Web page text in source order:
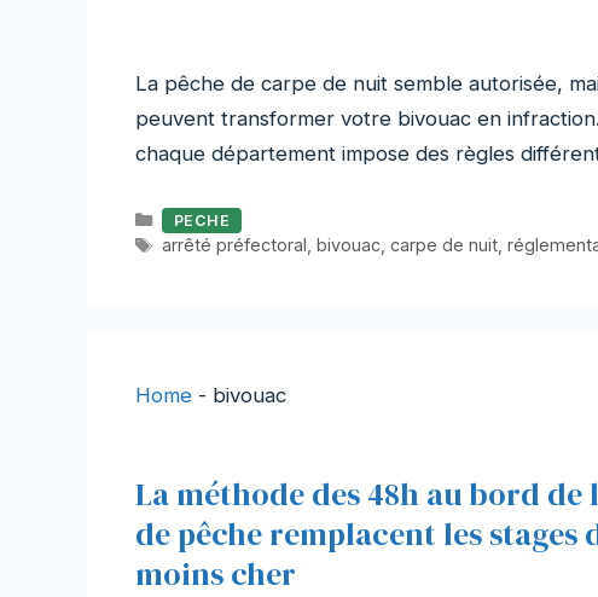
La pêche de carpe de nuit semble autorisée,
peuvent transformer votre bivouac en
chaque département impose des règles
Catégories
PECHE
Étiquettes
arrêté préfectoral bivouac, carpe de nuit,
Home - bivouac
La méthode des 48h au bord de
de pêche remplacent les
moins cher